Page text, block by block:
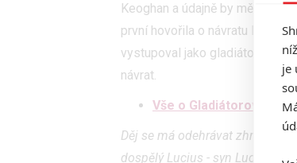
Keoghan a údajně by měl být
první hovořila o návratu Lucilly
vystupoval jako gladiátor
návrat.
Vše o Gladiátorovi
Děj se má odehrávat zhruba
dospělý Lucius - syn Lucilly,
je